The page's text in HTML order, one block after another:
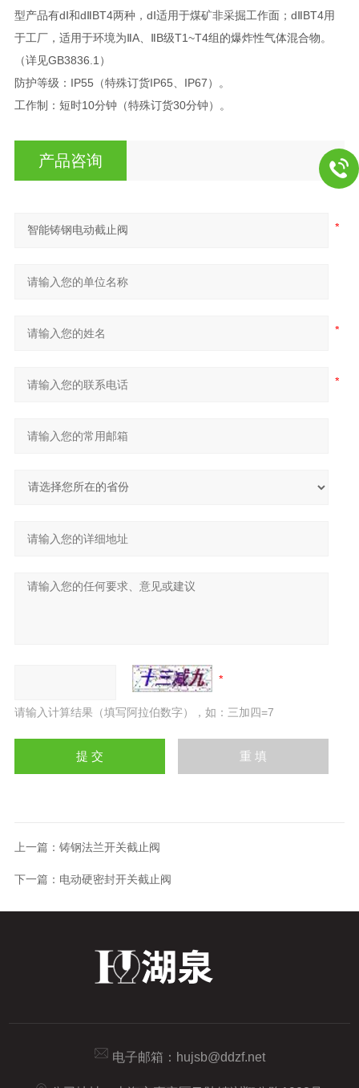
型产品有dⅠ和dⅡBT4两种，dⅠ适用于煤矿非采掘工作面；dⅡBT4用
于工厂，适用于环境为ⅡA、ⅡB级T1~T4组的爆炸性气体混合物。
（详见GB3836.1）
防护等级：IP55（特殊订货IP65、IP67）。
工作制：短时10分钟（特殊订货30分钟）。
产品咨询
请输入计算结果（填写阿拉伯数字），如：三加四=7
上一篇： 铸钢法兰开关截止阀
下一篇： 电动硬密封开关截止阀
电子邮箱： hujsb@ddzf.net